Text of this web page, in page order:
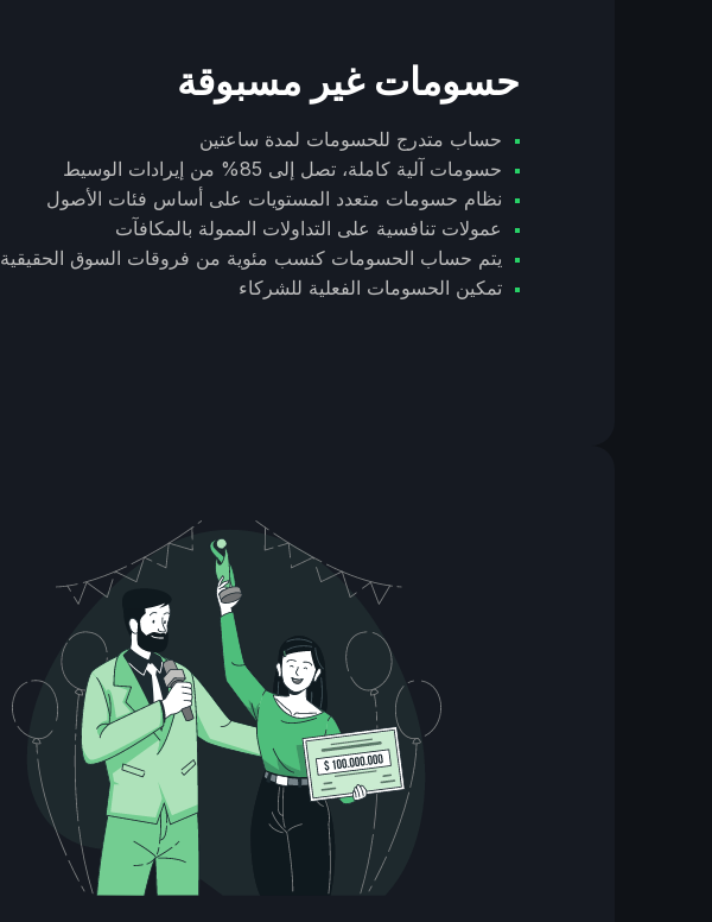
حسومات غير مسبوقة
حساب متدرج للحسومات لمدة ساعتين
حسومات آلية كاملة، تصل إلى 85% من إيرادات الوسيط
نظام حسومات متعدد المستويات على أساس فئات الأصول
عمولات تنافسية على التداولات الممولة بالمكافآت
يتم حساب الحسومات كنسب مئوية من فروقات السوق الحقيقية
تمكين الحسومات الفعلية للشركاء